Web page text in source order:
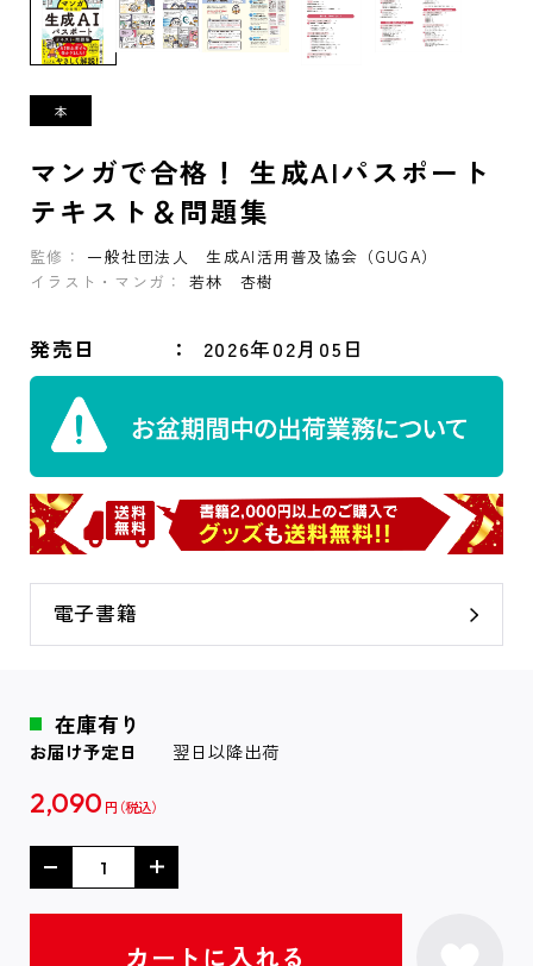
マンガで合格！ 生成AIパスポート
テキスト＆問題集
監修：
一般社団法人 生成AI活用普及協会（GUGA）
イラスト・マンガ：
若林 杏樹
発売日 2026年02月05日
電子書籍
在庫有り
お届け予定日 翌日以降出荷
2,090 円